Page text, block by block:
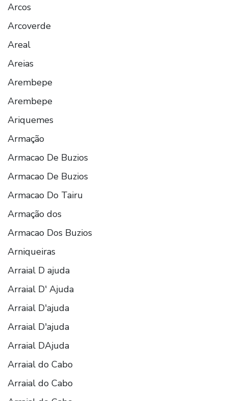
Arcos
Arcoverde
Areal
Areias
Arembepe
Arembepe
Ariquemes
Armação
Armacao De Buzios
Armacao De Buzios
Armacao Do Tairu
Armação dos
Armacao Dos Buzios
Arniqueiras
Arraial D ajuda
Arraial D' Ajuda
Arraial D'ajuda
Arraial D'ajuda
Arraial DAjuda
Arraial do Cabo
Arraial do Cabo